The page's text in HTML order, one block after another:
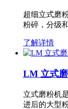
超细立式磨
粉碎，分级
了解详情
LM 立式
立式磨粉机
进后的大型